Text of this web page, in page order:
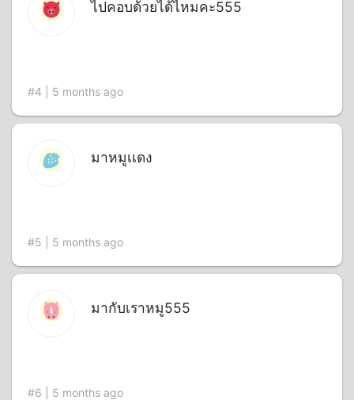
ไปคอบด้วยได้ไหมคะ555
#4 | 5 months ago
มาหมูเเดง
#5 | 5 months ago
มากับเราหมู555
#6 | 5 months ago